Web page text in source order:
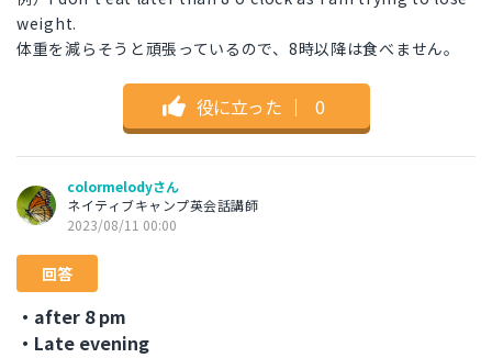
weight.
体重を減らそうと頑張っているので、8時以降は食べません。
役に立った ｜ 0
colormelodyさん
ネイティブキャンプ英会話講師
2023/08/11 00:00
回答
・after 8 pm
・Late evening